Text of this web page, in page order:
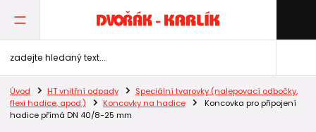
Úvod HT vnitřní odpady
Speciální tvarovky (nalepovací odbočky,
flexi hadice, apod.)
Koncovky na hadice
Koncovka pro připojení
hadice přímá DN 40/8-25 mm